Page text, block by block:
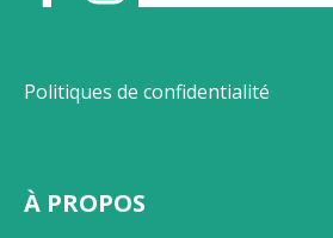
Politiques de confidentialité
À PROPOS